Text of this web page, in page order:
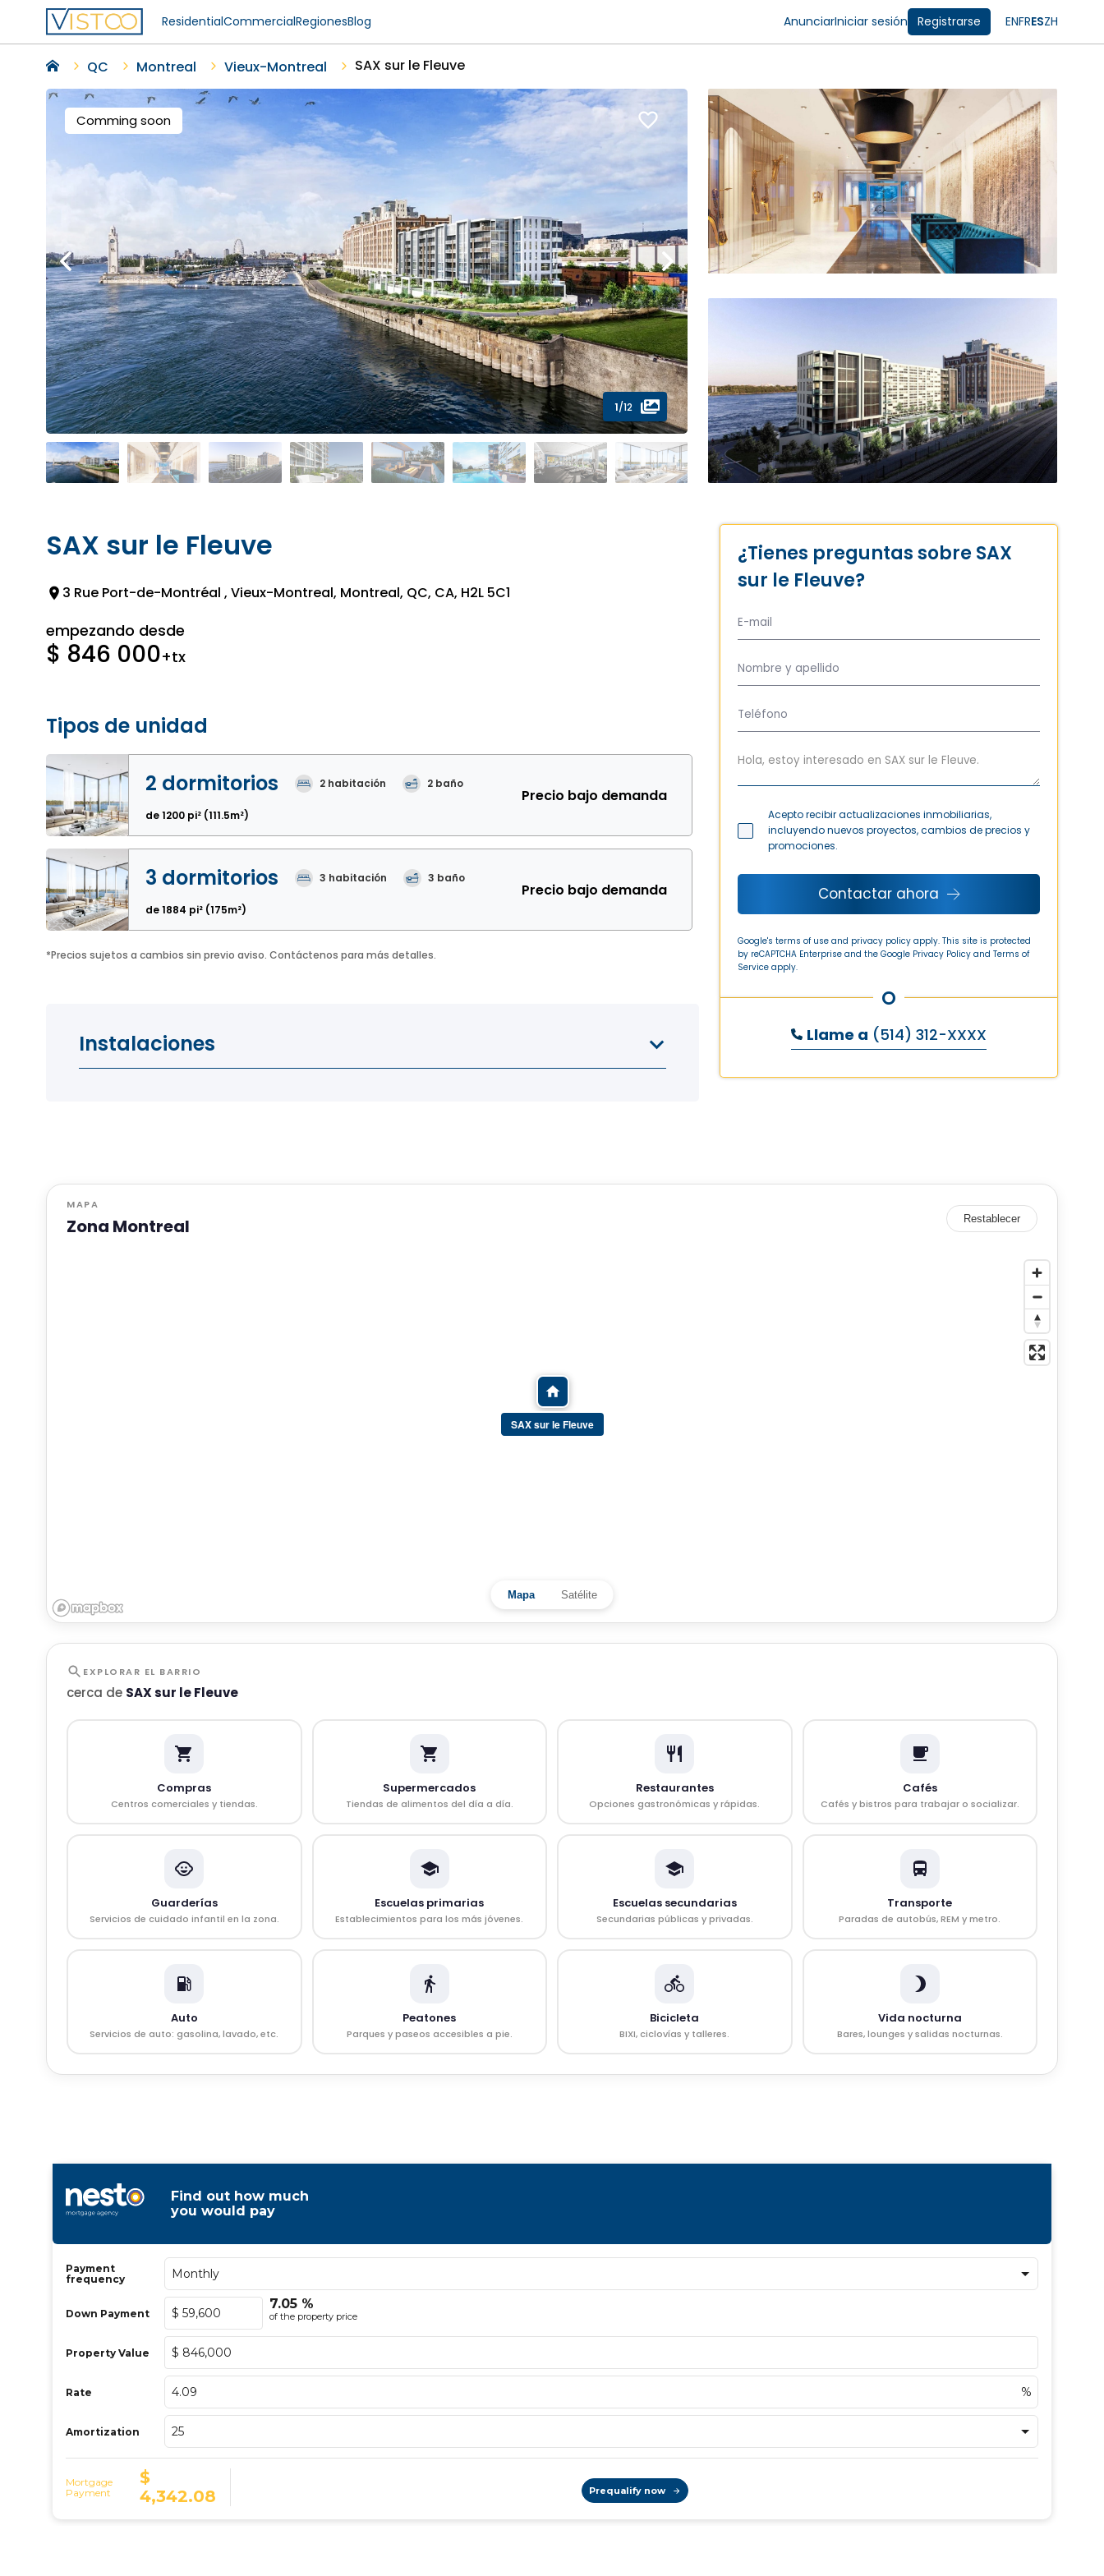
ResidentialCommercialRegionesBlog AnunciarIniciar sesión Registrarse ENFRESZH
QC Montreal Vieux-Montreal SAX sur le Fleuve
Comming soon favorite_border
1/12
SAX sur le Fleuve
3 Rue Port-de-Montréal , Vieux-Montreal, Montreal, QC, CA, H2L 5C1
empezando desde
$ 846 000+tx
Tipos de unidad
2 dormitorios 2 habitación 2 baño
de 1200 pi² (111.5m²)
Precio bajo demanda
3 dormitorios 3 habitación 3 baño
de 1884 pi² (175m²)
Precio bajo demanda
*Precios sujetos a cambios sin previo aviso. Contáctenos para más detalles.
Instalaciones
¿Tienes preguntas sobre SAX
sur le Fleuve?
Acepto recibir actualizaciones inmobiliarias,
incluyendo nuevos proyectos, cambios de precios y
promociones.
Contactar ahora
Google's terms of use and privacy policy apply. This site is protected
by reCAPTCHA Enterprise and the Google Privacy Policy and Terms of
Service apply.
O
Llame a (514) 312-XXXX
MAPA
Zona Montreal Restablecer
SAX sur le Fleuve
Mapa Satélite
EXPLORAR EL BARRIO
cerca de SAX sur le Fleuve
Compras
Centros comerciales y tiendas.
Supermercados
Tiendas de alimentos del día a día.
Restaurantes
Opciones gastronómicas y rápidas.
Cafés
Cafés y bistros para trabajar o socializar.
Guarderías
Servicios de cuidado infantil en la zona.
Escuelas primarias
Establecimientos para los más jóvenes.
Escuelas secundarias
Secundarias públicas y privadas.
Transporte
Paradas de autobús, REM y metro.
Auto
Servicios de auto: gasolina, lavado, etc.
Peatones
Parques y paseos accesibles a pie.
Bicicleta
BIXI, ciclovías y talleres.
Vida nocturna
Bares, lounges y salidas nocturnas.